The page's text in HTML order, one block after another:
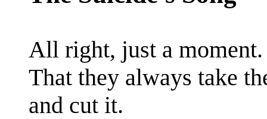
All right, just a moment.
That they always take
and cut it.